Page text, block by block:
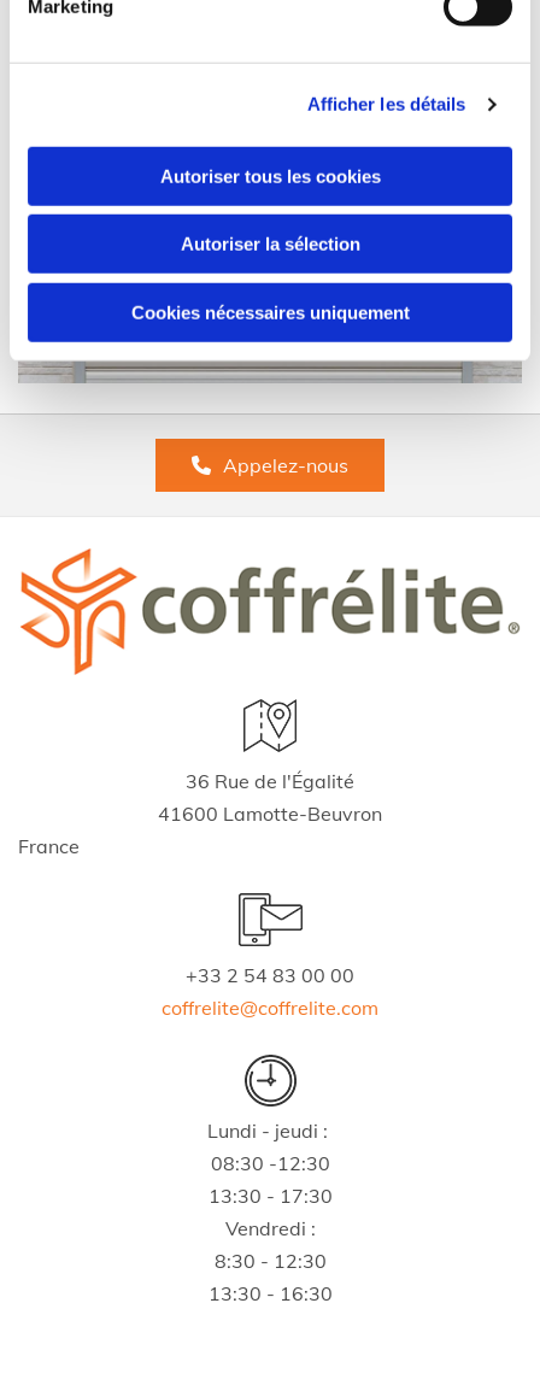
Marketing
Afficher les détails
Autoriser tous les cookies
Autoriser la sélection
Cookies nécessaires uniquement
Ils sont réalisés sur-mesure à partir d’un coffre tunnel en
Appelez-nous
36 Rue de l'Égalité
41600 Lamotte-Beuvron
France
+33 2 54 83 00 00
coffrelite@coffrelite.com
Lundi - jeudi :
08:30 -12:30
13:30 - 17:30
Vendredi :
8:30 - 12:30
13:30 - 16:30